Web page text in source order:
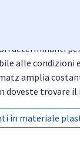
dalla facilità
determinanti per
alle condizioni
amplia
doveste trovare
in materiale
in materiale